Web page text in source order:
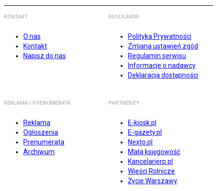
KONTAKT
O nas
Kontakt
Napisz do nas
REGULAMIN
Polityka Prywatności
Zmiana ustawień zgód
Regulamin serwisu
Informacje o nadawcy
Deklaracja dostępności
REKLAMA I PRENUMERATA
Reklama
Ogłoszenia
Prenumerata
Archiwum
PARTNERZY
E-kiosk.pl
E-gazety.pl
Nexto.pl
Mała księgowość
Kancelarierp.pl
Wieści Rolnicze
Życie Warszawy